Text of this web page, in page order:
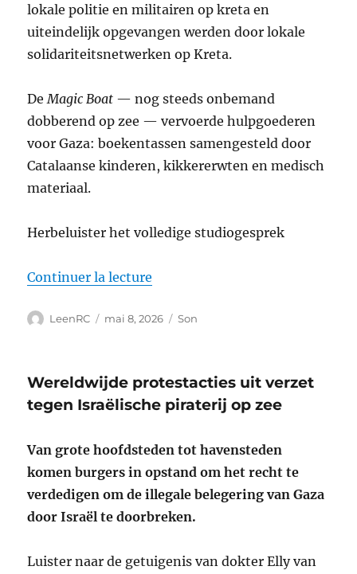
lokale politie en militairen op kreta en
uiteindelijk opgevangen werden door lokale
solidariteitsnetwerken op Kreta.
De Magic Boat — nog steeds onbemand
dobberend op zee — vervoerde hulpgoederen
voor Gaza: boekentassen samengesteld door
Catalaanse kinderen, kikkererwten en medisch
materiaal.
Herbeluister het volledige studiogesprek
Continuer la lecture
Auteur
LeenRC
Publié
mai 8, 2026 Format
Son
Wereldwijde protestacties uit verzet
tegen Israëlische piraterij op zee
Van grote hoofdsteden tot havensteden
komen burgers in opstand om het recht te
verdedigen om de illegale belegering van Gaza
door Israël te doorbreken.
Luister naar de getuigenis van dokter Elly van